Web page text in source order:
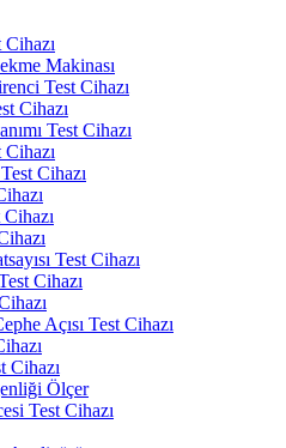
Makinası
Test Cihazı
Cihazı
Test Cihazı
Cihazı
Cihazı
Test Cihazı
Cihazı
Açısı Test Cihazı
Cihazı
Ölçer
Test Cihazı